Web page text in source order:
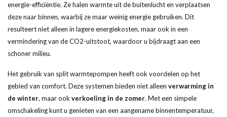
energie-efficiëntie. Ze halen warmte uit de buitenlucht en verplaatsen
deze naar binnen, waarbij ze maar weinig energie gebruiken. Dit
resulteert niet alleen in lagere energiekosten, maar ook in een
vermindering van de CO2-uitstoot, waardoor u bijdraagt aan een
schoner milieu.
Het gebruik van split warmtepompen heeft ook voordelen op het
gebied van comfort. Deze systemen bieden niet alleen verwarming in
de winter, maar ook verkoeling in de zomer. Met een simpele
omschakeling kunt u genieten van een aangename binnentemperatuur,